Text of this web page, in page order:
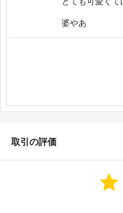
婆やあ
取引の評価